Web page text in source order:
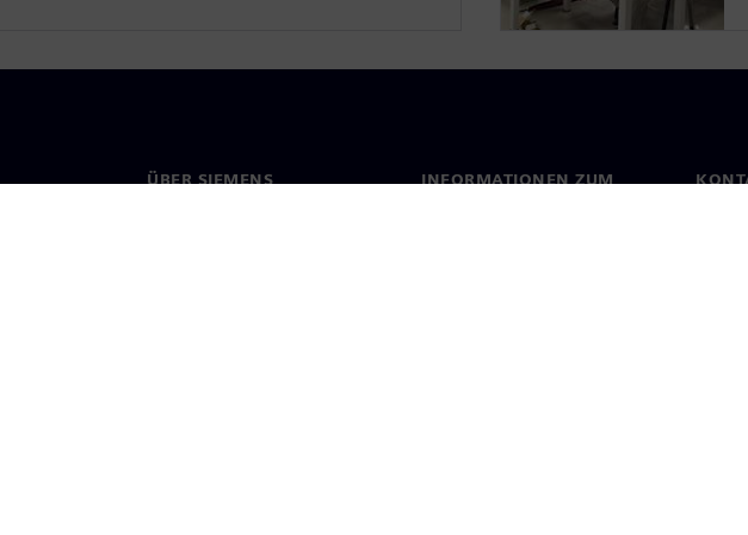
ÜBER SIEMENS
INFORMATIONEN ZUM